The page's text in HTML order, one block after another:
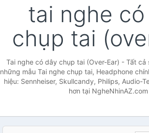
tai nghe
chụp tai
Tai nghe có dây chụp tai (Over-Ear) - Tất cả
những mẫu Tai nghe chụp tai, Headphone
hiệu: Sennheiser, Skullcandy, Philips, Audio-
hơn tại NgheNhinAZ.com